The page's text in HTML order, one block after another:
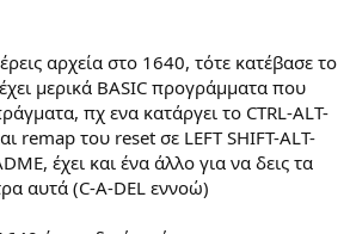
αρχεία στο 1640, τότε κατέβασε το
μερικά BASIC προγράμματα που
πχ ενα κατάργει το CTRL-ALT-
remap του reset σε LEFT SHIFT-ALT-
έχει και ένα άλλο για να δεις τα
αυτά (C-A-DEL εννοώ)